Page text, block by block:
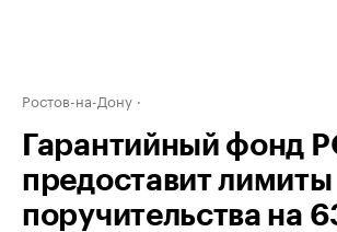
Ростов-на-Дону
Гарантийный фонд
предоставит лимиты
поручительства на